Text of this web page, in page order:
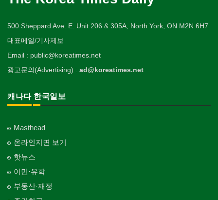
500 Sheppard Ave. E. Unit 206 & 305A, North York, ON M2N 6H7
대표메일/기사제보
Email : public@koreatimes.net
광고문의(Advertising) : ad@koreatimes.net
캐나다 한국일보
Masthead
온라인지면 보기
핫뉴스
이민·유학
부동산·재정